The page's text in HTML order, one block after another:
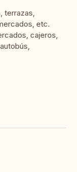
terrazas,
etc.
cajeros,